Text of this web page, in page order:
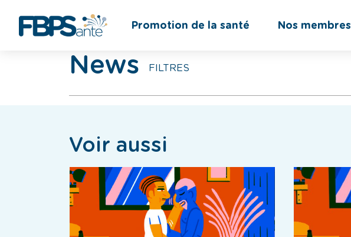
Promotion de la santé Nos membres
News FILTRES
Voir aussi